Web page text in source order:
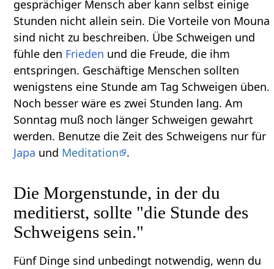
gesprächiger Mensch aber kann selbst einige
Stunden nicht allein sein. Die Vorteile von Mouna
sind nicht zu beschreiben. Übe Schweigen und
fühle den Frieden und die Freude, die ihm
entspringen. Geschäftige Menschen sollten
wenigstens eine Stunde am Tag Schweigen üben.
Noch besser wäre es zwei Stunden lang. Am
Sonntag muß noch länger Schweigen gewahrt
werden. Benutze die Zeit des Schweigens nur für
Japa und Meditation .
Die Morgenstunde, in der du
meditierst, sollte "die Stunde des
Schweigens sein."
Fünf Dinge sind unbedingt notwendig, wenn du